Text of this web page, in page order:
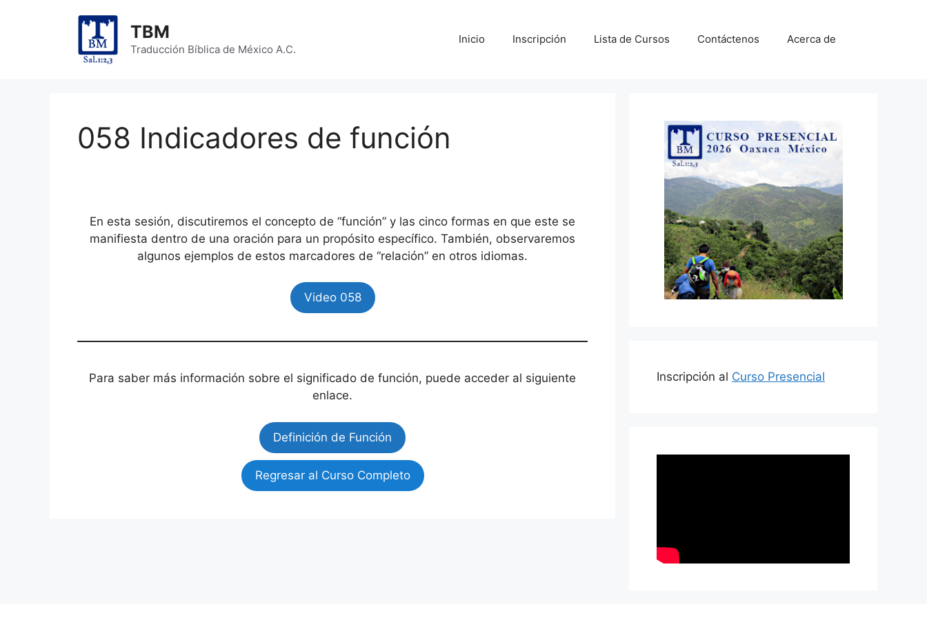
TBM
Traducción Bíblica de México A.C.
Inicio Inscripción Lista de Cursos Contáctenos Acerca de
058 Indicadores de función
En esta sesión, discutiremos el concepto de “función” y las cinco formas en que este se
manifiesta dentro de una oración para un propósito específico. También, observaremos
algunos ejemplos de estos marcadores de “relación” en otros idiomas.
Video 058
Para saber más información sobre el significado de función, puede acceder al siguiente
enlace.
Definición de Función
Regresar al Curso Completo
Inscripción al Curso Presencial